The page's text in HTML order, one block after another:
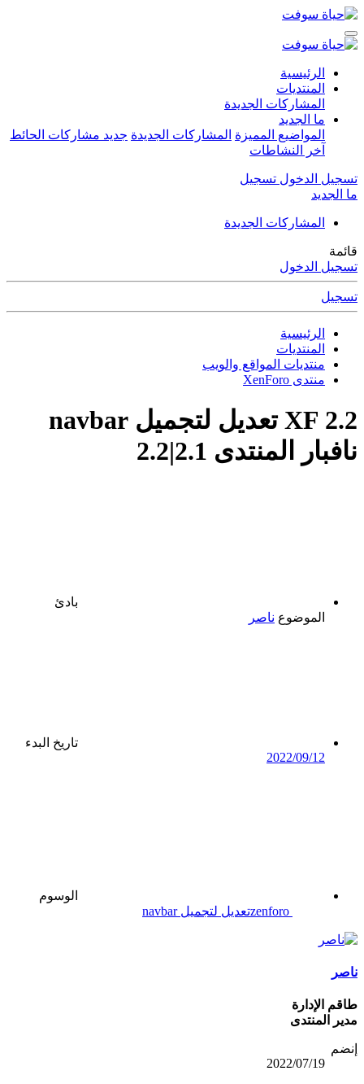
الرئيسية
المنتديات
المشاركات الجديدة
ما الجديد
المواضيع المميزة المشاركات الجديدة جديد مشاركات الحائط
آخر النشاطات
تسجيل الدخول تسجيل
ما الجديد
المشاركات الجديدة
قائمة
تسجيل الدخول
تسجيل
الرئيسية
المنتديات
منتديات المواقع والويب
منتدى XenForo
XF 2.2
تعديل لتجميل navbar
نافبار المنتدى 2.1|2.2
بادئ
الموضوع ناصر
تاريخ البدء
2022/09/12
الوسوم
zenforoتعديل لتجميل navbar
ناصر
طاقم الإدارة
مدير المنتدى
إنضم
2022/07/19